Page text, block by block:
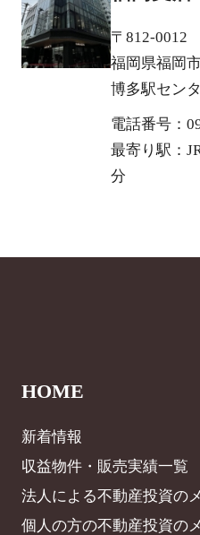
〒812-0012
福岡県福岡
博多駅セン
電話番号：
最寄り駅：
分
HOME
新着情報
収益物件・販売実績一覧
法人による不動産投資の
個人の方の不動産投資の